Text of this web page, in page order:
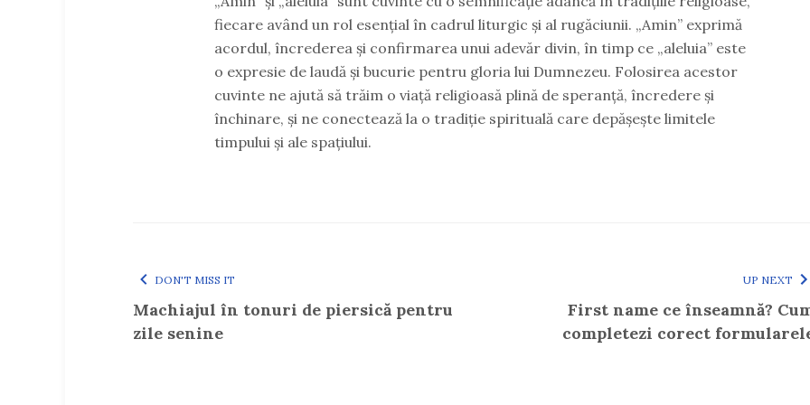
fiecare având un rol esențial în cadrul liturgic și al rugăciunii. „Amin” exprimă
acordul, încrederea și confirmarea unui adevăr divin, în timp ce „aleluia” este
o expresie de laudă și bucurie pentru gloria lui Dumnezeu. Folosirea acestor
cuvinte ne ajută să trăim o viață religioasă plină de speranță, încredere și
închinare, și ne conectează la o tradiție spirituală care depășește limitele
timpului și ale spațiului.
DON'T MISS IT
Machiajul în tonuri de piersică pentru
zile senine
UP NEXT
First name ce înseamnă?
completezi corect